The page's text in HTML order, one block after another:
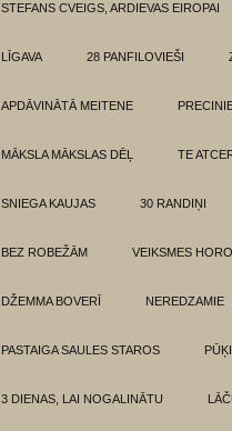
STEFANS CVEIGS, ARDIEVAS EIROPAI
LĪGAVA 28 PANFILOVIEŠI
APDĀVINĀTĀ MEITENE
MĀKSLA MĀKSLAS DĒĻ TE
SNIEGA KAUJAS 30 RANDIŅI
BEZ ROBEŽĀM VEIKSMES
DŽEMMA BOVERĪ NEREDZAMIE
PASTAIGA SAULES STAROS
3 DIENAS, LAI NOGALINĀTU